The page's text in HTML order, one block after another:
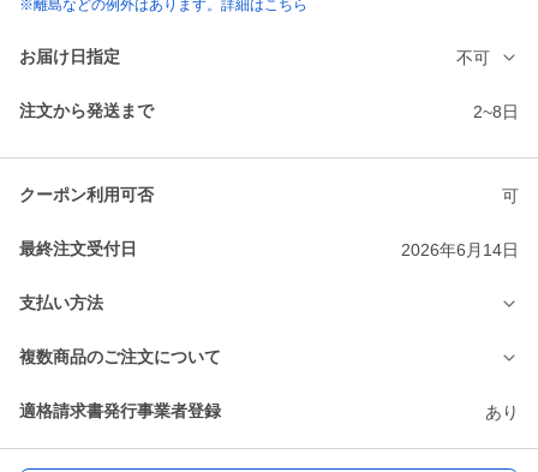
※離島などの例外はあります。詳細はこちら
お届け日指定 不可
注文から発送まで 2~8日
クーポン利用可否 可
最終注文受付日 2026年6月14日
支払い方法
複数商品のご注文について
適格請求書発行事業者登録 あり